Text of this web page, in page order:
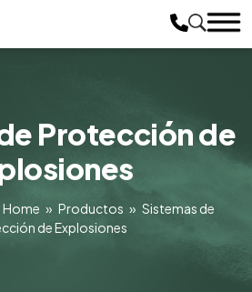
Protección de
Home » Productos » Sistemas de
de Explosiones